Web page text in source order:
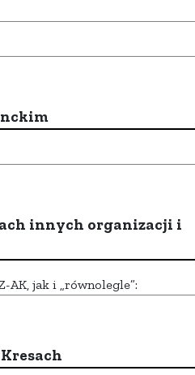
innych organizacji i
AK, jak i „równolegle”: